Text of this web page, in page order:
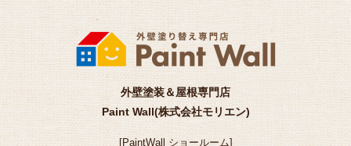
外壁塗装＆屋根専門店
Paint Wall(株式会社モリエン)
[PaintWall ショールーム]